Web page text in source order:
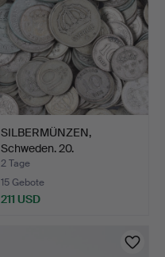
SILBERMÜNZEN,
Schweden. 20.
Jahrhundert.
2 Tage
15 Gebote
211 USD